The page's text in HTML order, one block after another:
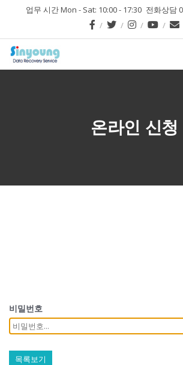
업무 시간 Mon - Sat: 10:00 - 17:30 전화상담
온라인 신청
비밀번호
목록보기